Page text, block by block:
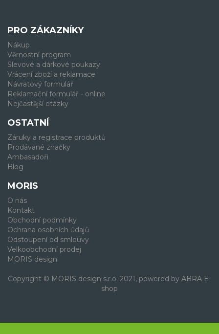
PRO ZÁKAZNÍKY
Nákup
Věrnostní program
Slevové a dárkové poukazy
Vrácení zboží a reklamace
Návratový formulář
Reklamační formulář - online
Nejčastější otázky
OSTATNÍ
Záruky a registrace produktů
Prodávané značky
Ambasadoři
Blog
MORIS
O nás
Kontakt
Obchodní podmínky
Ochrana osobních údajů
Odstoupení od smlouvy
Velkoobchodní prodej
MORIS design
Copyright © MORIS design s.r.o. 2021, powered by ABRA E-
shop